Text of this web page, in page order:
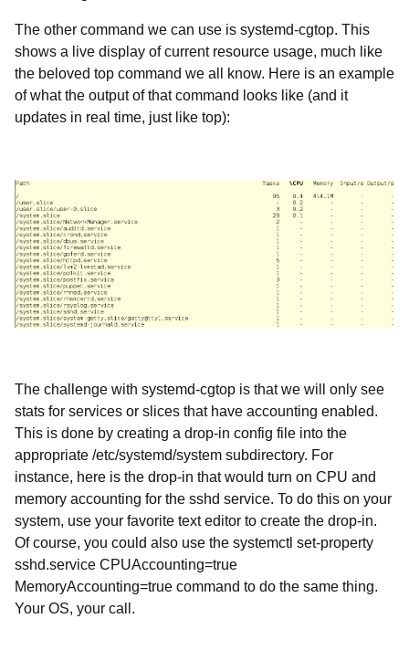
The other command we can use is systemd-cgtop. This
shows a live display of current resource usage, much like
the beloved top command we all know. Here is an example
of what the output of that command looks like (and it
updates in real time, just like top):
The challenge with systemd-cgtop is that we will only see
stats for services or slices that have accounting enabled.
This is done by creating a drop-in config file into the
appropriate /etc/systemd/system subdirectory. For
instance, here is the drop-in that would turn on CPU and
memory accounting for the sshd service. To do this on your
system, use your favorite text editor to create the drop-in.
Of course, you could also use the systemctl set-property
sshd.service CPUAccounting=true
MemoryAccounting=true command to do the same thing.
Your OS, your call.